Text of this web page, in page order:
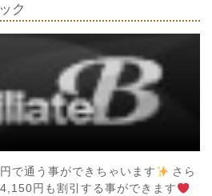
ク
で通う事ができちゃいます
さら
円も割引する事ができます